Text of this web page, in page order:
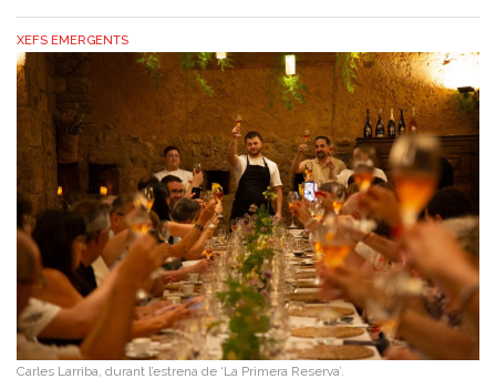
XEFS EMERGENTS
Carles Larriba, durant l’estrena de ‘La Primera Reserva’.